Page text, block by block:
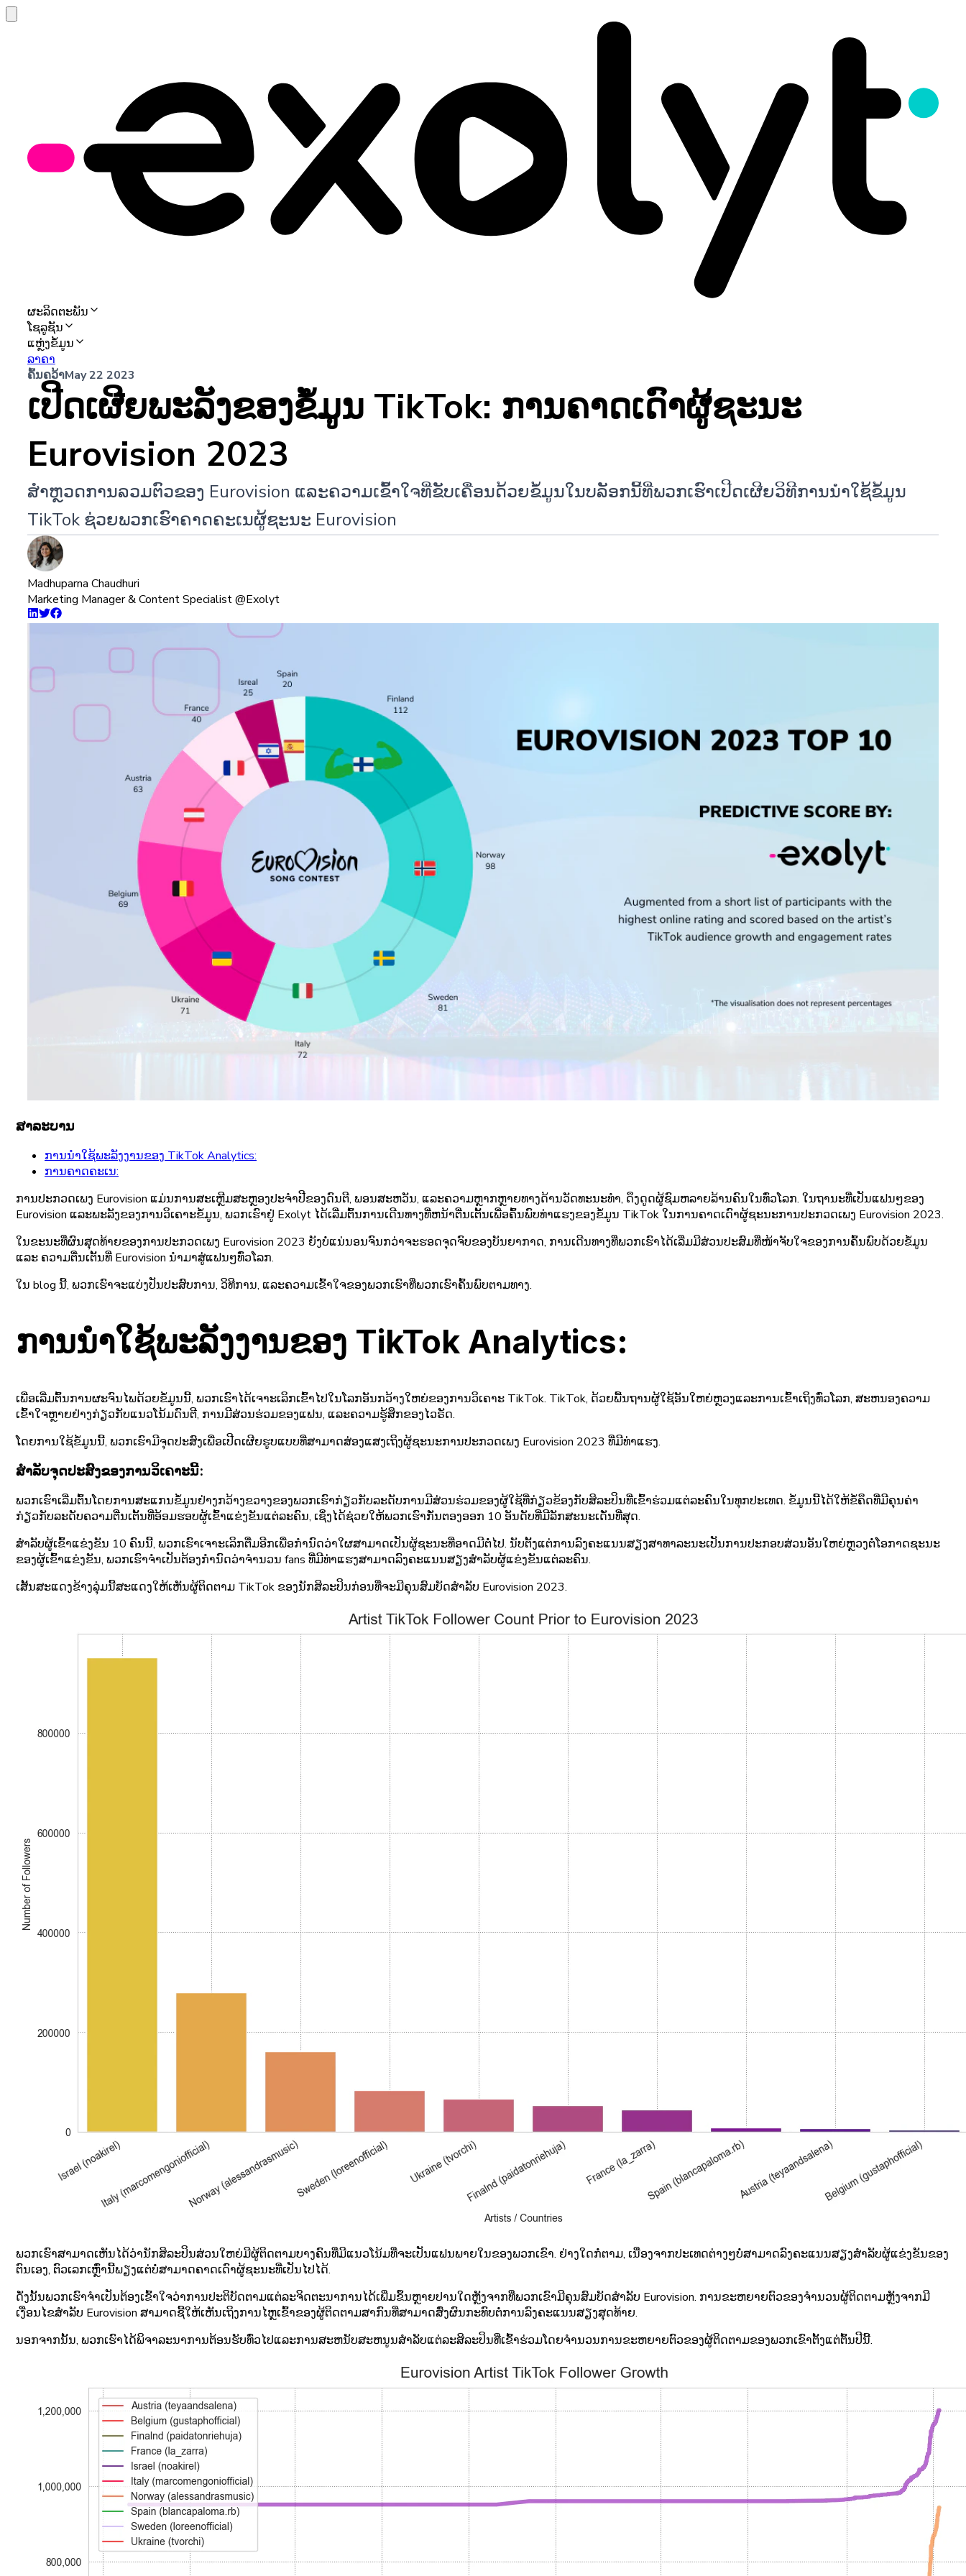
ຜະລິດຕະພັນ
ໂຊລູຊັນ
ແຫຼ່ງຂໍ້ມູນ
ລາຄາ
ຄົ້ນຄວ້າMay 22 2023
ເປີດເຜີຍພະລັງຂອງຂໍ້ມູນ TikTok: ການຄາດເດົາຜູ້ຊະນະ
Eurovision 2023
ສຳຫຼວດການລວມຕົວຂອງ Eurovision ແລະຄວາມເຂົ້າໃຈທີ່ຂັບເຄື່ອນດ້ວຍຂໍ້ມູນໃນບລັອກນີ້ທີ່ພວກເຮົາເປີດເຜີຍວິທີການນຳໃຊ້ຂໍ້ມູນ
TikTok ຊ່ວຍພວກເຮົາຄາດຄະເນຜູ້ຊະນະ Eurovision
Madhuparna Chaudhuri
Marketing Manager & Content Specialist @Exolyt
ສາລະບານ
ການ​ນໍາ​ໃຊ້​ພະ​ລັງ​ງານ​ຂອງ TikTok Analytics​:
ການ​ຄາດ​ຄະ​ເນ​:
ການປະກວດເພງ Eurovision ແມ່ນການສະເຫຼີມສະຫຼອງປະຈໍາປີຂອງດົນຕີ, ພອນສະຫວັນ, ແລະຄວາມຫຼາກຫຼາຍທາງດ້ານວັດທະນະທໍາ, ດຶງດູດຜູ້ຊົມຫລາຍລ້ານຄົນໃນທົ່ວໂລກ. ໃນຖານະທີ່ເປັນແຟນໆຂອງ
Eurovision ແລະພະລັງຂອງການວິເຄາະຂໍ້ມູນ, ພວກເຮົາຢູ່ Exolyt ໄດ້ເລີ່ມຕົ້ນການເດີນທາງທີ່ຫນ້າຕື່ນເຕັ້ນເພື່ອຄົ້ນພົບທ່າແຮງຂອງຂໍ້ມູນ TikTok ໃນການຄາດເດົາຜູ້ຊະນະການປະກວດເພງ Eurovision 2023.
ໃນຂະນະທີ່ຜົນສຸດທ້າຍຂອງການປະກວດເພງ Eurovision 2023 ຍັງບໍ່ແນ່ນອນຈົນກວ່າຈະຮອດຈຸດຈົບຂອງບັນຍາກາດ, ການເດີນທາງທີ່ພວກເຮົາໄດ້ເລີ່ມມີສ່ວນປະສົມທີ່ໜ້າຈັບໃຈຂອງການຄົ້ນພົບດ້ວຍຂໍ້ມູນ
ແລະ ຄວາມຕື່ນເຕັ້ນທີ່ Eurovision ນຳມາສູ່ແຟນໆທົ່ວໂລກ.
ໃນ blog ນີ້, ພວກເຮົາຈະແບ່ງປັນປະສົບການ, ວິທີການ, ແລະຄວາມເຂົ້າໃຈຂອງພວກເຮົາທີ່ພວກເຮົາຄົ້ນພົບຕາມທາງ.
ການ​ນໍາ​ໃຊ້​ພະ​ລັງ​ງານ​ຂອງ TikTok Analytics​:
ເພື່ອເລີ່ມຕົ້ນການຜະຈົນໄພດ້ວຍຂໍ້ມູນນີ້, ພວກເຮົາໄດ້ເຈາະເລິກເຂົ້າໄປໃນໂລກອັນກວ້າງໃຫຍ່ຂອງການວິເຄາະ TikTok. TikTok, ດ້ວຍພື້ນຖານຜູ້ໃຊ້ອັນໃຫຍ່ຫຼວງແລະການເຂົ້າເຖິງທົ່ວໂລກ, ສະຫນອງຄວາມ
ເຂົ້າໃຈຫຼາຍຢ່າງກ່ຽວກັບແນວໂນ້ມດົນຕີ, ການມີສ່ວນຮ່ວມຂອງແຟນ, ແລະຄວາມຮູ້ສຶກຂອງໄວຣັດ.
ໂດຍການໃຊ້ຂໍ້ມູນນີ້, ພວກເຮົາມີຈຸດປະສົງເພື່ອເປີດເຜີຍຮູບແບບທີ່ສາມາດສ່ອງແສງເຖິງຜູ້ຊະນະການປະກວດເພງ Eurovision 2023 ທີ່ມີທ່າແຮງ.
ສໍາລັບຈຸດປະສົງຂອງການວິເຄາະນີ້:
ພວກເຮົາເລີ່ມຕົ້ນໂດຍການສະແກນຂໍ້ມູນຢ່າງກວ້າງຂວາງຂອງພວກເຮົາກ່ຽວກັບລະດັບການມີສ່ວນຮ່ວມຂອງຜູ້ໃຊ້ທີ່ກ່ຽວຂ້ອງກັບສິລະປິນທີ່ເຂົ້າຮ່ວມແຕ່ລະຄົນໃນທຸກປະເທດ. ຂໍ້ມູນນີ້ໄດ້ໃຫ້ຂໍ້ຄຶດທີ່ມີຄຸນຄ່າ
ກ່ຽວກັບລະດັບຄວາມຕື່ນເຕັ້ນທີ່ອ້ອມຮອບຜູ້ເຂົ້າແຂ່ງຂັນແຕ່ລະຄົນ, ເຊິ່ງໄດ້ຊ່ວຍໃຫ້ພວກເຮົາກັ່ນຕອງອອກ 10 ອັນດັບທີ່ມີລັກສະນະເດັ່ນທີ່ສຸດ.
ສຳລັບຜູ້ເຂົ້າແຂ່ງຂັນ 10 ຄົນນີ້, ພວກເຮົາເຈາະເລິກຕື່ມອີກເພື່ອກໍານົດວ່າໃຜສາມາດເປັນຜູ້ຊະນະທີ່ອາດມີຕໍ່ໄປ. ນັບຕັ້ງແຕ່ການລົງຄະແນນສຽງສາທາລະນະເປັນການປະກອບສ່ວນອັນໃຫຍ່ຫຼວງຕໍ່ໂອກາດຊະນະ
ຂອງຜູ້ເຂົ້າແຂ່ງຂັນ, ພວກເຮົາຈໍາເປັນຕ້ອງກໍານົດວ່າຈໍານວນ fans ທີ່ມີທ່າແຮງສາມາດລົງຄະແນນສຽງສໍາລັບຜູ້ແຂ່ງຂັນແຕ່ລະຄົນ.
ເສັ້ນສະແດງຂ້າງລຸ່ມນີ້ສະແດງໃຫ້ເຫັນຜູ້ຕິດຕາມ TikTok ຂອງນັກສິລະປິນກ່ອນທີ່ຈະມີຄຸນສົມບັດສໍາລັບ Eurovision 2023.
ພວກເຮົາສາມາດເຫັນໄດ້ວ່ານັກສິລະປິນສ່ວນໃຫຍ່ມີຜູ້ຕິດຕາມບາງຄົນທີ່ມີແນວໂນ້ມທີ່ຈະເປັນແຟນພາຍໃນຂອງພວກເຂົາ. ຢ່າງໃດກໍ່ຕາມ, ເນື່ອງຈາກປະເທດຕ່າງໆບໍ່ສາມາດລົງຄະແນນສຽງສໍາລັບຜູ້ແຂ່ງຂັນຂອງ
ຕົນເອງ, ຕົວເລກເຫຼົ່ານີ້ພຽງແຕ່ບໍ່ສາມາດຄາດເດົາຜູ້ຊະນະທີ່ເປັນໄປໄດ້.
ດັ່ງນັ້ນພວກເຮົາຈໍາເປັນຕ້ອງເຂົ້າໃຈວ່າການປະຕິບັດຕາມແຕ່ລະຈິດຕະນາການໄດ້ເພີ່ມຂຶ້ນຫຼາຍປານໃດຫຼັງຈາກທີ່ພວກເຂົາມີຄຸນສົມບັດສໍາລັບ Eurovision. ການຂະຫຍາຍຕົວຂອງຈໍານວນຜູ້ຕິດຕາມຫຼັງຈາກມີ
ເງື່ອນໄຂສໍາລັບ Eurovision ສາມາດຊີ້ໃຫ້ເຫັນເຖິງການໄຫຼເຂົ້າຂອງຜູ້ຕິດຕາມສາກົນທີ່ສາມາດສົ່ງຜົນກະທົບຕໍ່ການລົງຄະແນນສຽງສຸດທ້າຍ.
ນອກຈາກນັ້ນ, ພວກເຮົາໄດ້ພິຈາລະນາການຕ້ອນຮັບທົ່ວໄປແລະການສະຫນັບສະຫນູນສໍາລັບແຕ່ລະສິລະປິນທີ່ເຂົ້າຮ່ວມໂດຍຈໍານວນການຂະຫຍາຍຕົວຂອງຜູ້ຕິດຕາມຂອງພວກເຂົາຕັ້ງແຕ່ຕົ້ນປີນີ້.